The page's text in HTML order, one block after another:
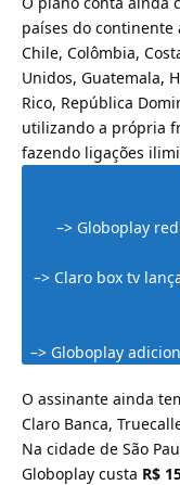
países do continente
Chile, Colômbia,
Unidos, Guatemala,
Rico, República
utilizando a própria
fazendo ligações
–> Globoplay
–> Claro box tv
–> Globoplay
O assinante ainda
Claro Banca,
Na cidade de São
Globoplay custa R$